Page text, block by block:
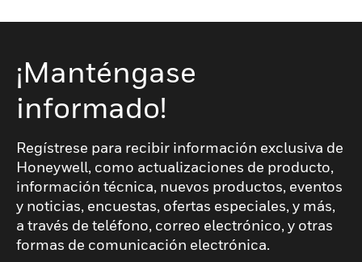
¡Manténgase
informado!
Regístrese para recibir información exclusiva de
Honeywell, como actualizaciones de producto,
información técnica, nuevos productos, eventos
y noticias, encuestas, ofertas especiales, y más,
a través de teléfono, correo electrónico, y otras
formas de comunicación electrónica.